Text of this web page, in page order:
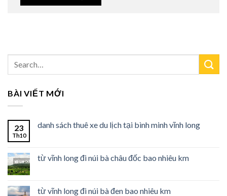
BÀI VIẾT MỚI
23
Th10
danh sách thuê xe du lịch tại bình minh vĩnh long
từ vĩnh long đi núi bà châu đốc bao nhiêu km
từ vĩnh long đi núi bà đen bao nhiêu km